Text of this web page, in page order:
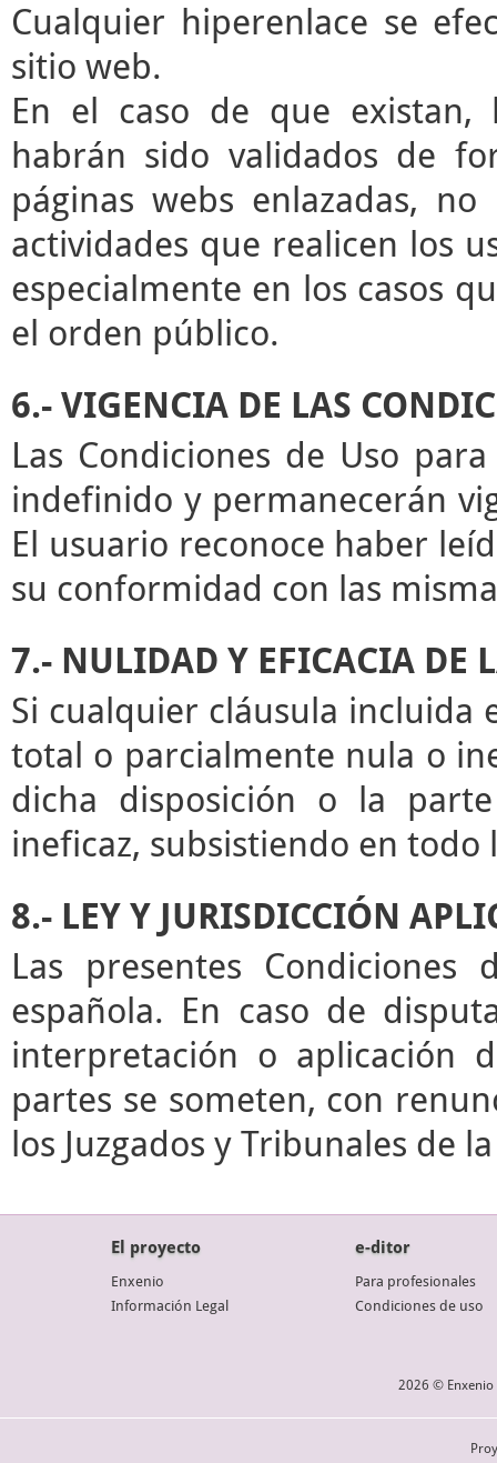
Cualquier hiperenlace se
sitio web.
En el caso de que existan,
habrán sido validados de
páginas webs enlazadas,
actividades que realicen los
especialmente en los casos
el orden público.
6.- VIGENCIA DE LAS
Las Condiciones de Uso
indefinido y permanecerán
El usuario reconoce haber
su conformidad con las
7.- NULIDAD Y EFICACIA DE
Si cualquier cláusula incluida
total o parcialmente nula o
dicha disposición o la
ineficaz, subsistiendo en todo
8.- LEY Y JURISDICCIÓN
Las presentes
española. En caso de
interpretación o aplicación
partes se someten, con
los Juzgados y Tribunales de
El proyecto
Enxenio
Información Legal
e-ditor
Para profesionales
Condiciones de uso
2026 © Enxenio